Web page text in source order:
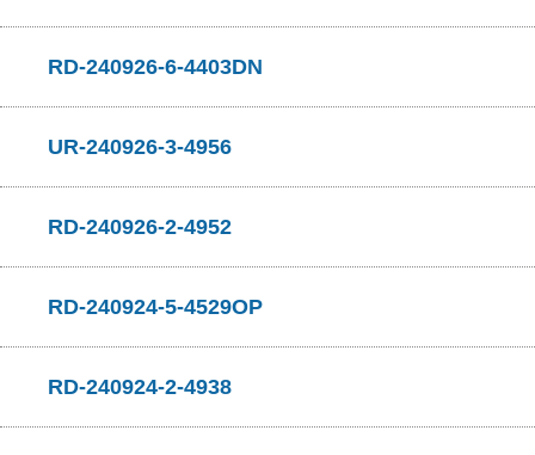
RD-240926-6-4403DN
UR-240926-3-4956
RD-240926-2-4952
RD-240924-5-4529OP
RD-240924-2-4938